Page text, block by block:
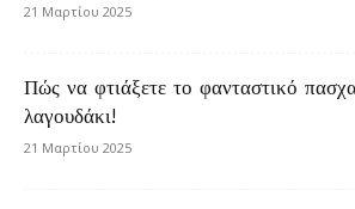
21 Μαρτίου 2025
Πώς να φτιάξετε το φανταστικό
λαγουδάκι!
21 Μαρτίου 2025